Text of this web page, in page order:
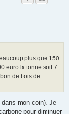
plus que 150
euro la tonne soit 7
de bois de
dans mon coin). Je
pour diminuer